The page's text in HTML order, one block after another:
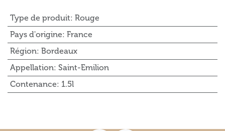
Type de produit: Rouge
Pays d'origine: France
Région: Bordeaux
Appellation: Saint-Emilion
Contenance: 1.5l